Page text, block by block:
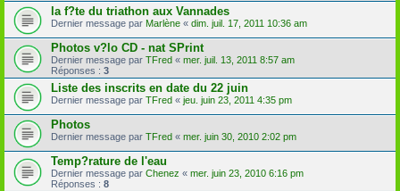
la f?te du triathon aux Vannades
Dernier message par Marlène « dim. juil. 17, 2011 10:36 am
Photos v?lo CD - nat SPrint
Dernier message par TFred « mer. juil. 13, 2011 8:57 am
Réponses : 3
Liste des inscrits en date du 22 juin
Dernier message par TFred « jeu. juin 23, 2011 4:35 pm
Photos
Dernier message par TFred « mer. juin 30, 2010 2:02 pm
Temp?rature de l'eau
Dernier message par Chenez « mer. juin 23, 2010 6:16 pm
Réponses : 8